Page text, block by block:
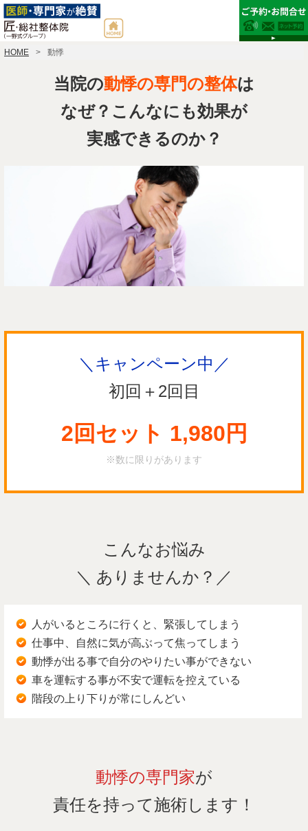
HOME 動悸
当院の動悸の専門の整体は
なぜ？こんなにも効果が
実感できるのか？
＼キャンペーン中／
初回＋2回目
2回セット 1,980円
※数に限りがあります
こんなお悩み
＼ ありませんか？／
人がいるところに行くと、緊張してしまう
仕事中、自然に気が高ぶって焦ってしまう
動悸が出る事で自分のやりたい事ができない
車を運転する事が不安で運転を控えている
階段の上り下りが常にしんどい
動悸の専門家が
責任を持って施術します！